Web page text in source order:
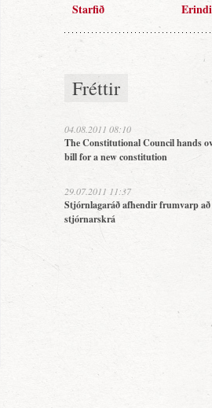
Starfið Erindi
Fréttir
04.08.2011 08:10
The Constitutional Council hands
bill for a new constitution
29.07.2011 11:37
Stjórnlagaráð afhendir frumvarp
stjórnarskrá